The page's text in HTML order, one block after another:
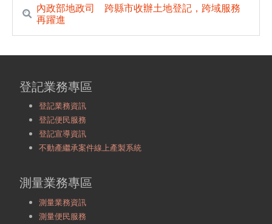
內政部地政司 跨縣市收辦土地登記，跨域服務
再躍進
登記業務專區
登記業務資訊
登記便民服務
登記宣導資訊
不動產繼承案件線上產製系統
測量業務專區
測量業務資訊
測量便民服務